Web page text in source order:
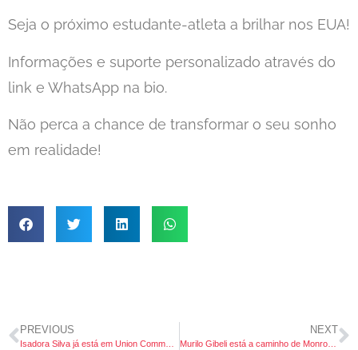
Seja o próximo estudante-atleta a brilhar nos EUA!
Informações e suporte personalizado através do
link e WhatsApp na bio.
Não perca a chance de transformar o seu sonho
em realidade!
PREVIOUS
Isadora Silva já está em Union Commonwealth University!
NEXT
Murilo Gibeli está a caminho de Monroe College – NY!